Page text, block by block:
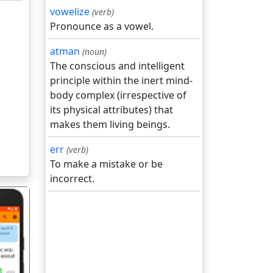
vowelize (verb)
Pronounce as a vowel.
atman (noun)
The conscious and intelligent
principle within the inert mind-
body complex (irrespective of
its physical attributes) that
makes them living beings.
err (verb)
To make a mistake or be
incorrect.